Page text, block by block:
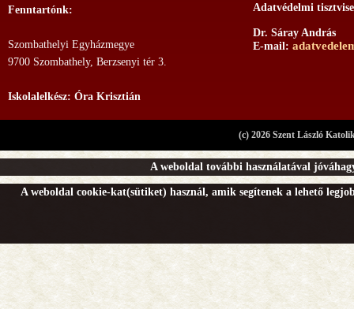
Fenntartónk:
Szombathelyi Egyházmegye
9700 Szombathely, Berzsenyi tér 3.
Iskolalelkész: Óra Krisztián
Adatvédelmi
Dr. Sáray András
E-mail:
(c) 2026 Szent László
A weboldal további használatával
A weboldal cookie-kat(sütiket) használ, amik segítenek a lehető